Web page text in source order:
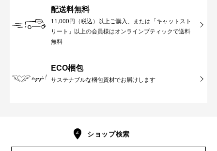
配送料無料
11,000円（税込）以上ご購入、または「キャットスト
リート」以上の会員様はオンラインブティックで送料
無料
ECO梱包
サステナブルな梱包資材でお届けします
ショップ検索